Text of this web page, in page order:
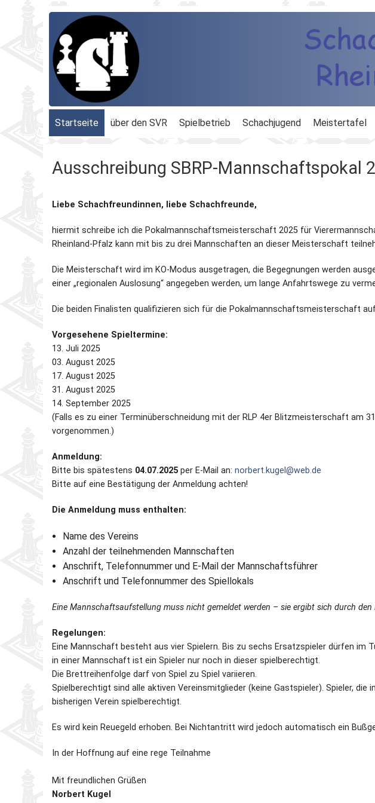
Startseite über den SVR
Beauftragte
Ehrenmitglieder
Schachbezirke
Geschichte
Protokolle
Spielbetrieb
Blitz-MM
Einzel-M.
Schachjugend Meistertafel
Ausschreibung SBRP-Mannschaftspokal
Liebe Schachfreundinnen, liebe Schachfreunde,
hiermit schreibe ich die Pokalmannschaftsmeisterschaft 2025 für
Rheinland-Pfalz kann mit bis zu drei Mannschaften an dieser Meisterschaft
Die Meisterschaft wird im KO-Modus ausgetragen, die Begegnungen werden
einer „regionalen Auslosung“ angegeben werden, um lange Anfahrtswege zu
Die beiden Finalisten qualifizieren sich für die Pokalmannschaftsmeisterschaft
Vorgesehene Spieltermine:
13. Juli 2025
03. August 2025
17. August 2025
31. August 2025
14. September 2025
(Falls es zu einer Terminüberschneidung mit der RLP 4er Blitzmeisterschaft am
vorgenommen.)
Anmeldung:
Bitte bis spätestens 04.07.2025 per E-Mail an: norbert.kugel@web.de
Bitte auf eine Bestätigung der Anmeldung achten!
Die Anmeldung muss enthalten:
Name des Vereins
Anzahl der teilnehmenden Mannschaften
Anschrift, Telefonnummer und E-Mail der Mannschaftsführer
Anschrift und Telefonnummer des Spiellokals
Eine Mannschaftsaufstellung muss nicht gemeldet werden – sie ergibt sich durch den
Regelungen:
Eine Mannschaft besteht aus vier Spielern. Bis zu sechs Ersatzspieler dürfen im
in einer Mannschaft ist ein Spieler nur noch in dieser spielberechtigt.
Die Brettreihenfolge darf von Spiel zu Spiel variieren.
Spielberechtigt sind alle aktiven Vereinsmitglieder (keine Gastspieler). Spieler, die
bisherigen Verein spielberechtigt.
Es wird kein Reuegeld erhoben. Bei Nichtantritt wird jedoch automatisch ein
In der Hoffnung auf eine rege Teilnahme
Mit freundlichen Grüßen
Norbert Kugel